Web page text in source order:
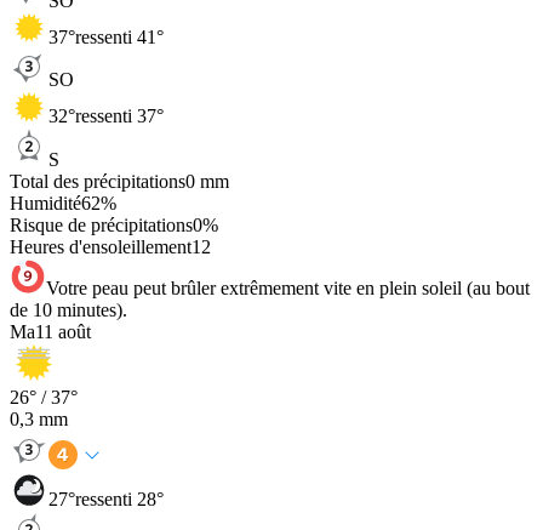
37°ressenti 41°
SO
32°ressenti 37°
S
Total des précipitations0 mm
Humidité62%
Risque de précipitations0%
Heures d'ensoleillement12
Votre peau peut brûler extrêmement vite en plein soleil (au bout
de 10 minutes).
Ma11 août
26° /37°
0,3 mm
27°ressenti 28°